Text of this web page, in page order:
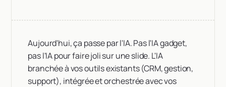
Aujourd'hui, ça passe par l'IA. Pas l'IA gadget,
pas l'IA pour faire joli sur une slide. L'IA
branchée à vos outils existants (CRM, gestion,
support), intégrée et orchestrée avec vos